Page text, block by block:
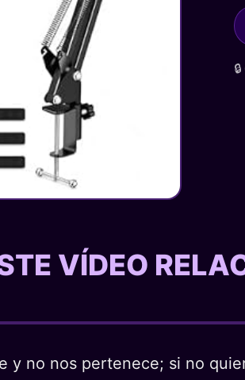
VÍDEO
y no nos pertenece; si no